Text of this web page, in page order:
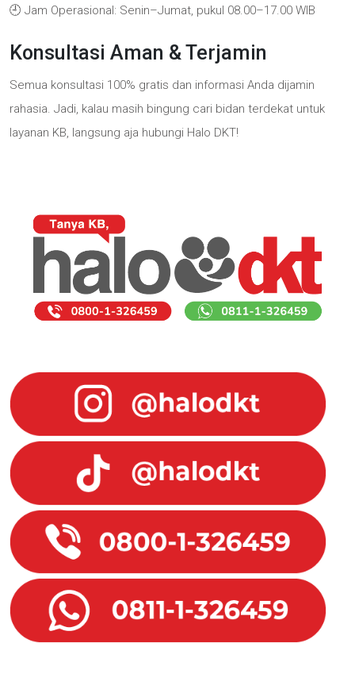
🕘 Jam Operasional: Senin–Jumat, pukul 08.00–17.00 WIB
Konsultasi Aman & Terjamin
Semua konsultasi 100% gratis dan informasi Anda dijamin
rahasia. Jadi, kalau masih bingung cari bidan terdekat untuk
layanan KB, langsung aja hubungi Halo DKT!